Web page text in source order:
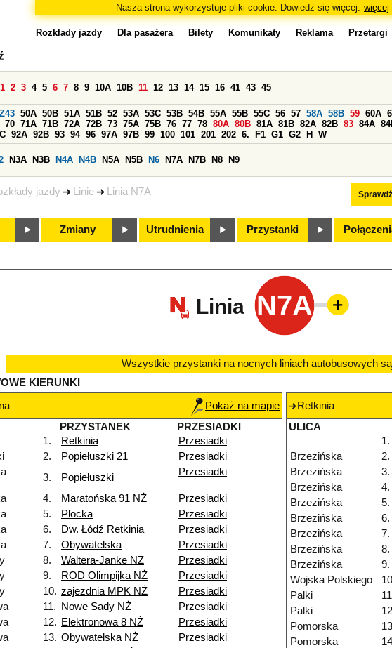
Nasza strona wykorzystuje pliki cookie. Dowiedz się więcej. więcej
jazdy Linie Linia N7A
Rozkłady jazdy Dla pasażera Bilety Komunikaty Reklama Przetargi
1 2 3 4 5 6 7 8 9 10A 10B 11 12 13 14 15 16 41 43 45
Z43 50A 50B 51A 51B 52 53A 53C 53B 54B 55A 55B 55C 56 57 58A 58B 59 60A
70 71A 71B 72A 72B 73 75A 75B 76 77 78 80A 80B 81A 81B 82A 82B 83 84A
92A 92B 93 94 96 97A 97B 99 100 101 201 202 6. F1 G1 G2 H W
N3A N3B N4A N4B N5A N5B N6 N7A N7B N8 N9
Zmiany Utrudnienia Przystanki
Linia N7A
Wszystkie przystanki na nocnych liniach autobusowych
KIERUNKI
Pokaż na mapie
PRZYSTANEK
PRZESIADKI
1.
Retkinia
Przesiadki
2. Popiełuszki 21
Przesiadki
3. Popiełuszki Przesiadki
4. Maratońska 91 NŻ
Przesiadki
5. Plocka
Przesiadki
6. Dw. Łódź Retkinia
Przesiadki
7. Obywatelska
Przesiadki
8. Waltera-Janke NŻ
Przesiadki
9. ROD Olimpijka NŻ
Przesiadki
10. zajezdnia MPK NŻ
Przesiadki
11. Nowe Sady NŻ
Przesiadki
12. Elektronowa 8 NŻ
Przesiadki
13. Obywatelska NŻ
Przesiadki
Retkinia
ULICA
1.
Brzezińska
2.
Brzezińska
3.
Brzezińska
4.
Brzezińska
5.
Brzezińska
6.
Brzezińska
7.
Brzezińska
8.
Brzezińska
9.
Wojska Polskiego
Palki
Palki
Pomorska
Pomorska